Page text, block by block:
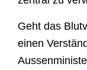
Geht das
einen